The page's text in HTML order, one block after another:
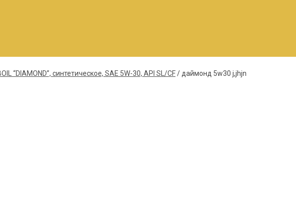
“DIAMOND”, синтетическое, SAE 5W-30, API SL/CF/ даймонд 5w30 j,jhjn